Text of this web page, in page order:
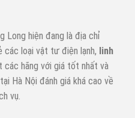
Long hiện đang là địa chỉ
các loại vật tư điện lạnh, linh
các hãng với giá tốt nhất và
Hà Nội đánh giá khá cao về
vụ.